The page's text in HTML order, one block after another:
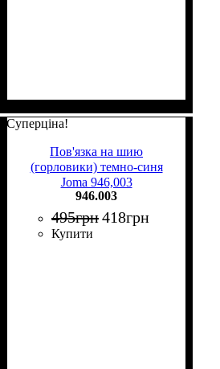
Суперціна!
Пов'язка на шию
(горловики) темно-синя
Joma 946,003
946.003
495грн418грн
Купити